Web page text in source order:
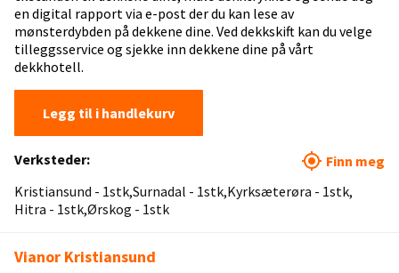
en digital rapport via e-post der du kan lese av
mønsterdybden på dekkene dine. Ved dekkskift kan du velge
tilleggsservice og sjekke inn dekkene dine på vårt
dekkhotell.
Legg til i handlekurv
Verksteder:
Kristiansund - 1stk Surnadal - 1stk Kyrksæterøra - 1stk
Hitra - 1stk Ørskog - 1stk
Finn meg
Vianor Kristiansund